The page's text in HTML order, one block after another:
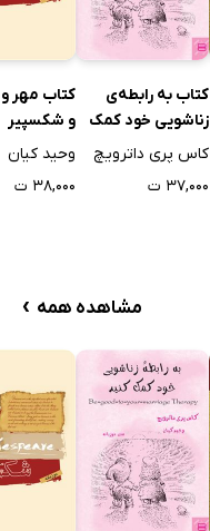
کتاب به رابطه‌ی
زناشویی خود کمک
کنید
کاس پری داترویچ
۳۷,۰۰۰ ت
کتاب مهر
و شکسپیر
وحید کیان
۳۸,۰۰۰ ت
مشاهده همه ›